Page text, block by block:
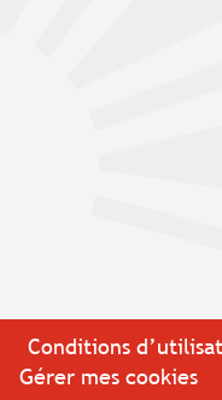
Conditions
Gérer mes cookies